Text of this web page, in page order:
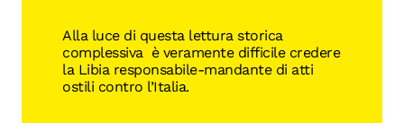
Alla luce di questa lettura storica
complessiva è veramente difficile credere
la Libia responsabile-mandante di atti
ostili contro l’Italia.